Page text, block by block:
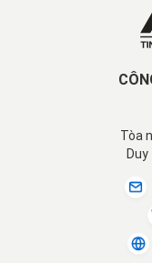
Tòa
Duy